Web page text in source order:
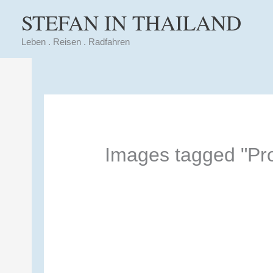
springen
STEFAN IN THAILAND
Leben . Reisen . Radfahren
Images tagged